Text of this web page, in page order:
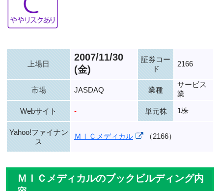
上場日
2007/11/30
(金)
証券コー
ド
2166
市場 JASDAQ 業種
サービス
業
Webサイト - 単元株 1株
Yahoo!ファイナン
ス
ＭＩＣメディカル （2166）
ＭＩＣメディカルのブックビルディング内